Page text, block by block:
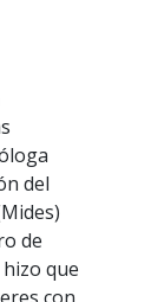
del
de
que